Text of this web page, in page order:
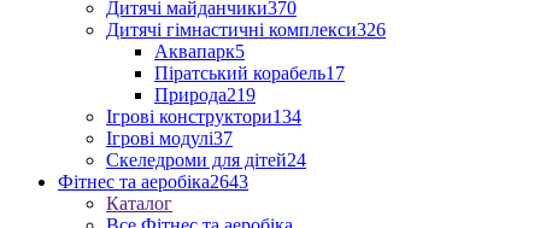
Дитячі майданчики370
Дитячі гімнастичні комплекси326
Аквапарк5
Піратський корабель17
Природа219
Ігрові конструктори134
Ігрові модулі37
Скеледроми для дітей24
Фітнес та аеробіка2643
Каталог